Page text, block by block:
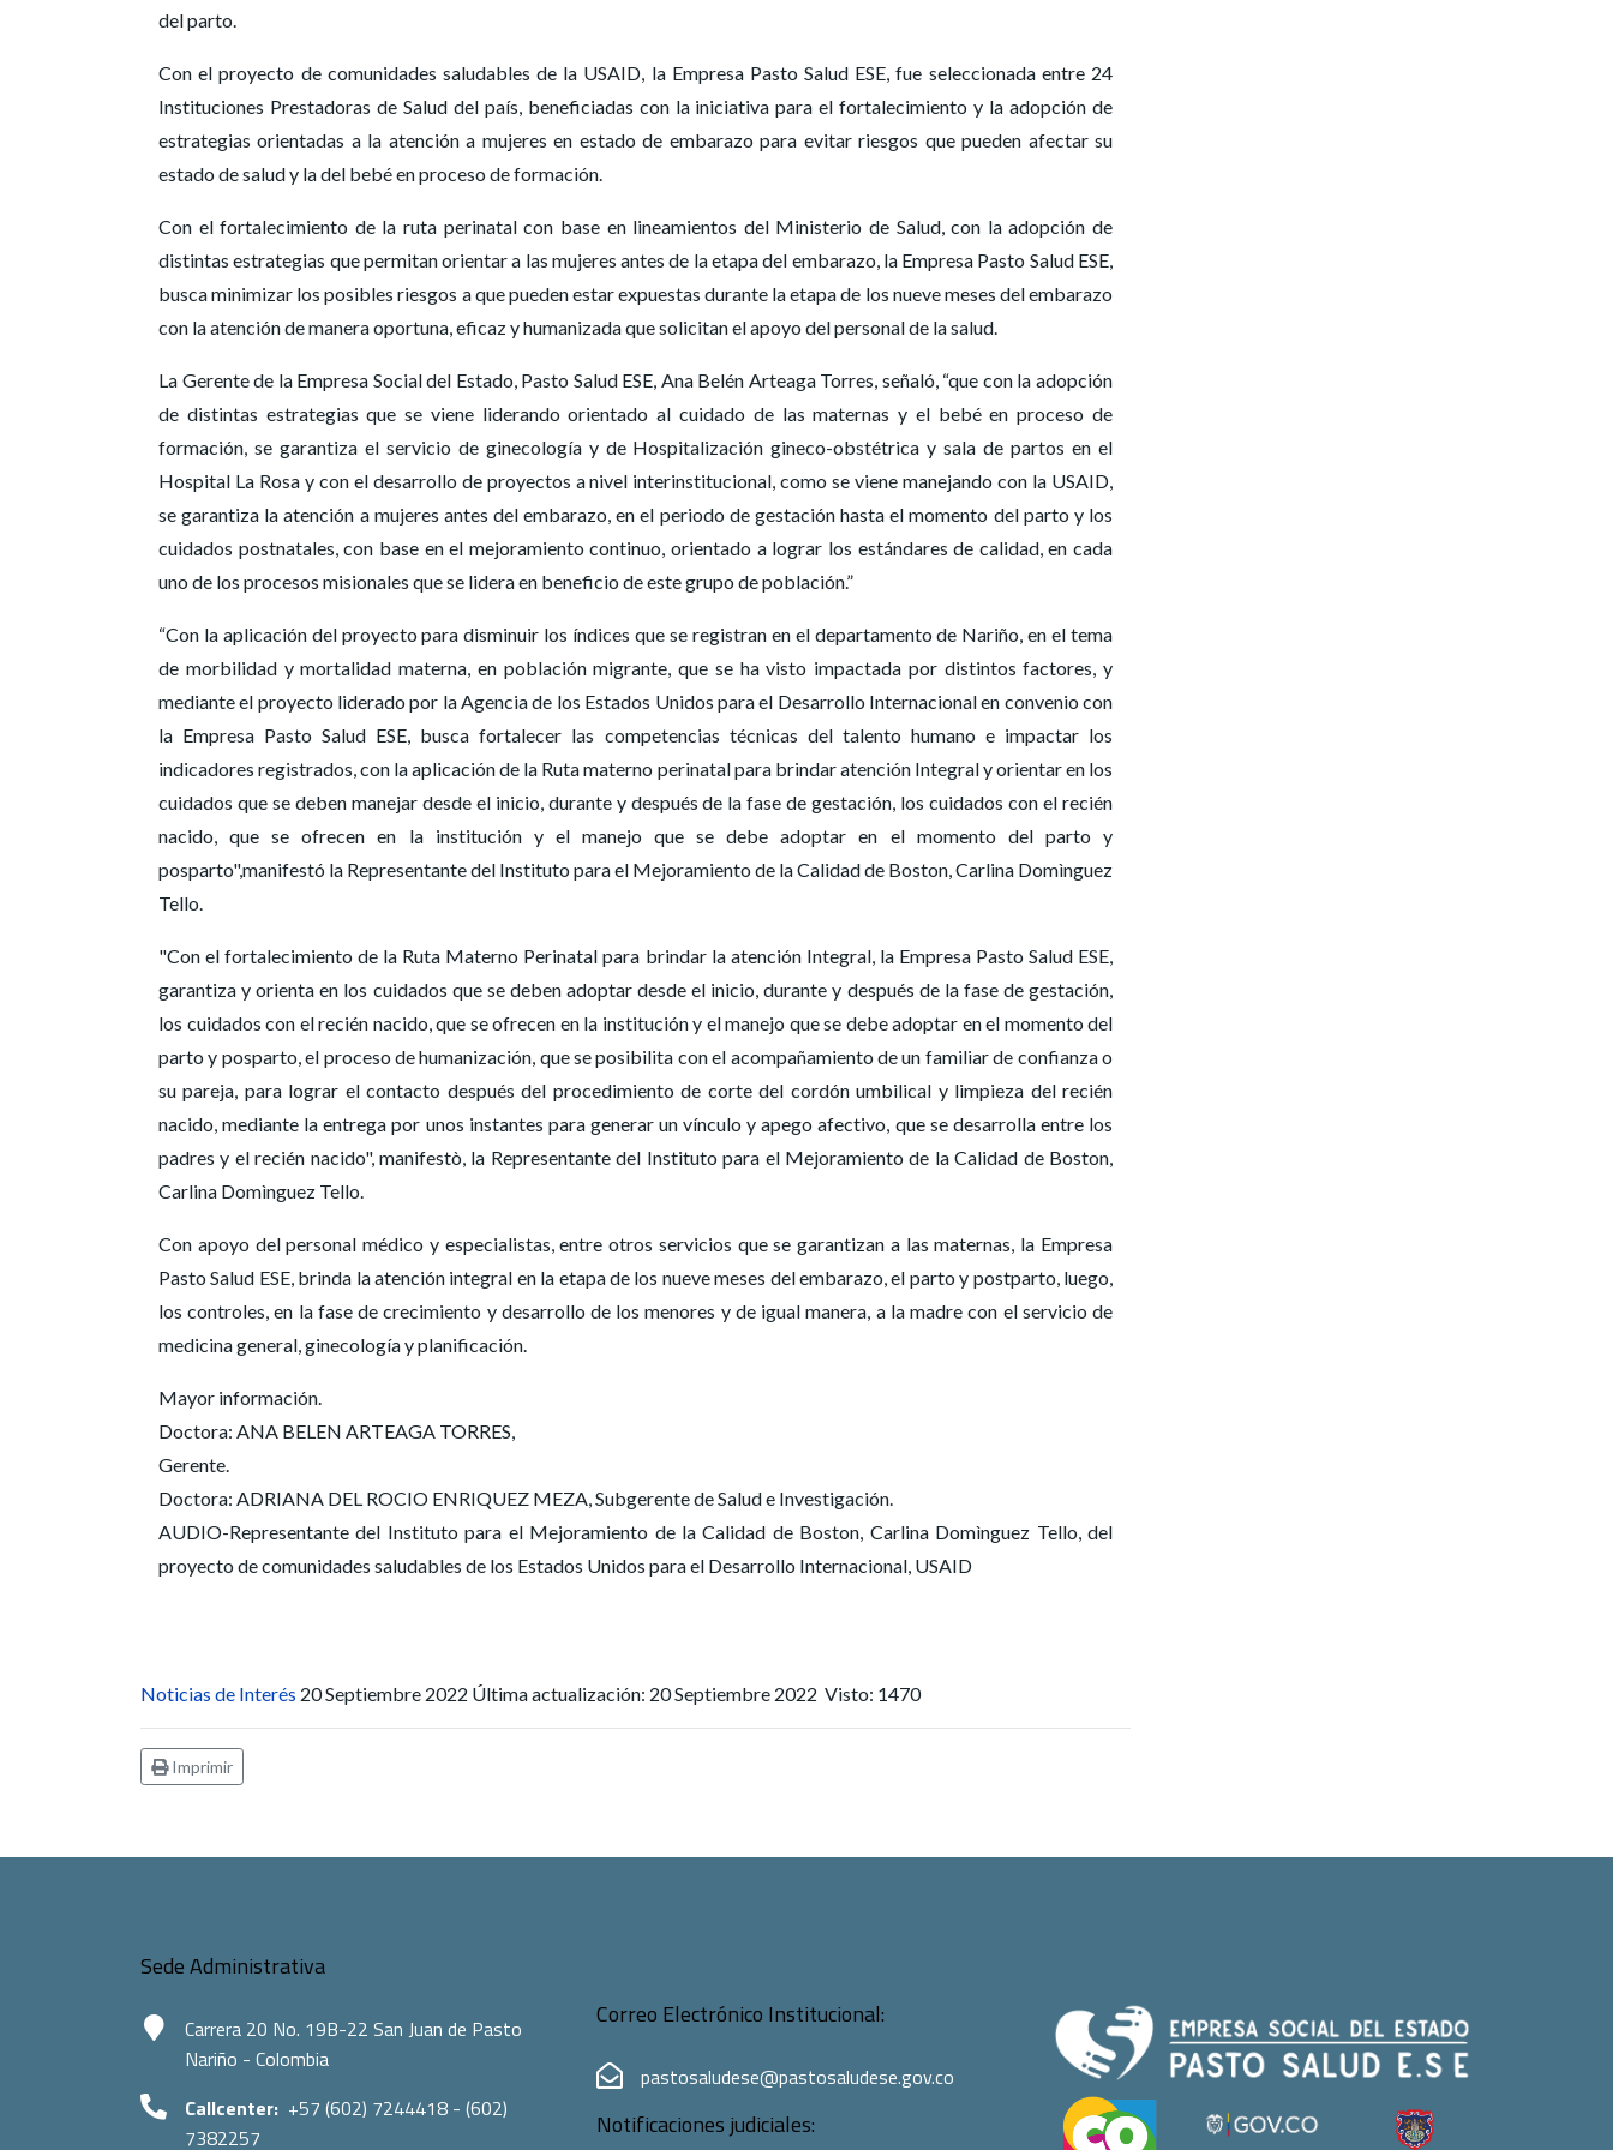
del parto.
Con el proyecto de comunidades saludables de la USAID, la Empresa Pasto Salud ESE, fue seleccionada entre 24
Instituciones Prestadoras de Salud del país, beneficiadas con la iniciativa para el fortalecimiento y la adopción de
estrategias orientadas a la atención a mujeres en estado de embarazo para evitar riesgos que pueden afectar su
estado de salud y la del bebé en proceso de formación.
Con el fortalecimiento de la ruta perinatal con base en lineamientos del Ministerio de Salud, con la adopción de
distintas estrategias que permitan orientar a las mujeres antes de la etapa del embarazo, la Empresa Pasto Salud ESE,
busca minimizar los posibles riesgos a que pueden estar expuestas durante la etapa de los nueve meses del embarazo
con la atención de manera oportuna, eficaz y humanizada que solicitan el apoyo del personal de la salud.
La Gerente de la Empresa Social del Estado, Pasto Salud ESE, Ana Belén Arteaga Torres, señaló, “que con la adopción
de distintas estrategias que se viene liderando orientado al cuidado de las maternas y el bebé en proceso de
formación, se garantiza el servicio de ginecología y de Hospitalización gineco-obstétrica y sala de partos en el
Hospital La Rosa y con el desarrollo de proyectos a nivel interinstitucional, como se viene manejando con la USAID,
se garantiza la atención a mujeres antes del embarazo, en el periodo de gestación hasta el momento del parto y los
cuidados postnatales, con base en el mejoramiento continuo, orientado a lograr los estándares de calidad, en cada
uno de los procesos misionales que se lidera en beneficio de este grupo de población.”
“Con la aplicación del proyecto para disminuir los índices que se registran en el departamento de Nariño, en el tema
de morbilidad y mortalidad materna, en población migrante, que se ha visto impactada por distintos factores, y
mediante el proyecto liderado por la Agencia de los Estados Unidos para el Desarrollo Internacional en convenio con
la Empresa Pasto Salud ESE, busca fortalecer las competencias técnicas del talento humano e impactar los
indicadores registrados, con la aplicación de la Ruta materno perinatal para brindar atención Integral y orientar en los
cuidados que se deben manejar desde el inicio, durante y después de la fase de gestación, los cuidados con el recién
nacido, que se ofrecen en la institución y el manejo que se debe adoptar en el momento del parto y
posparto",manifestó la Representante del Instituto para el Mejoramiento de la Calidad de Boston, Carlina Domìnguez
Tello.
"Con el fortalecimiento de la Ruta Materno Perinatal para brindar la atención Integral, la Empresa Pasto Salud ESE,
garantiza y orienta en los cuidados que se deben adoptar desde el inicio, durante y después de la fase de gestación,
los cuidados con el recién nacido, que se ofrecen en la institución y el manejo que se debe adoptar en el momento del
parto y posparto, el proceso de humanización, que se posibilita con el acompañamiento de un familiar de confianza o
su pareja, para lograr el contacto después del procedimiento de corte del cordón umbilical y limpieza del recién
nacido, mediante la entrega por unos instantes para generar un vínculo y apego afectivo, que se desarrolla entre los
padres y el recién nacido", manifestò, la Representante del Instituto para el Mejoramiento de la Calidad de Boston,
Carlina Domìnguez Tello.
Con apoyo del personal médico y especialistas, entre otros servicios que se garantizan a las maternas, la Empresa
Pasto Salud ESE, brinda la atención integral en la etapa de los nueve meses del embarazo, el parto y postparto, luego,
los controles, en la fase de crecimiento y desarrollo de los menores y de igual manera, a la madre con el servicio de
medicina general, ginecología y planificación.
Mayor información.
Doctora: ANA BELEN ARTEAGA TORRES,
Gerente.
Doctora: ADRIANA DEL ROCIO ENRIQUEZ MEZA, Subgerente de Salud e Investigación.
AUDIO-Representante del Instituto para el Mejoramiento de la Calidad de Boston, Carlina Domìnguez Tello, del
proyecto de comunidades saludables de los Estados Unidos para el Desarrollo Internacional, USAID
Noticias de Interés 20 Septiembre 2022 Última actualización: 20 Septiembre 2022 Visto: 1470
Imprimir
Sede Administrativa
Carrera 20 No. 19B-22 San Juan de Pasto
Nariño - Colombia
Callcenter: +57 (602) 7244418 - (602)
7382257
Correo Electrónico Institucional:
pastosaludese@pastosaludese.gov.co
Notificaciones judiciales: